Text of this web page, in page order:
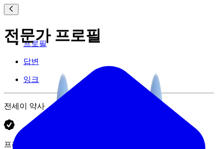
전문가 프로필
프로필
답변
잉크
전세이 약사
프리랜서